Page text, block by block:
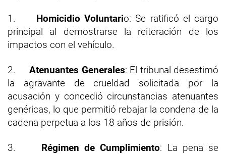
1. Homicidio Voluntario: Se ratificó el cargo
principal al demostrarse la reiteración de los
impactos con el vehículo.
2.Atenuantes Generales: El tribunal desestimó
la agravante de crueldad solicitada por la
acusación y concedió circunstancias atenuantes
genéricas, lo que permitió rebajar la condena de la
cadena perpetua a los 18 años de prisión.
3. Régimen de Cumplimiento: La pena se